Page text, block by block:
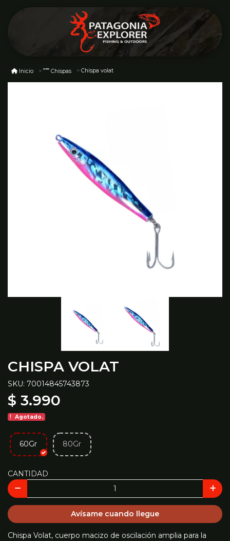
Inicio Chispas Chispa volat
CHISPA VOLAT
SKU: 70014845743873
$ 3.990
Agotado.
60Gr 80Gr
CANTIDAD
Avísame cuando llegue
Chispa Volat, cuerpo macizo de oscilación amplia para la